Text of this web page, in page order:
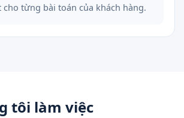
cho từng bài toán của khách hàng.
tôi làm việc